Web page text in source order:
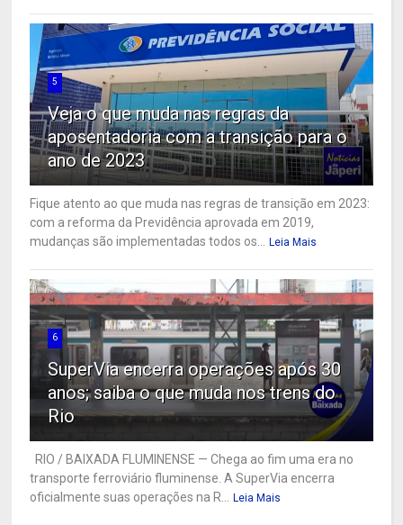
5
Veja o que muda nas regras da
aposentadoria com a transição para o
ano de 2023
Fique atento ao que muda nas regras de transição em 2023:
com a reforma da Previdência aprovada em 2019,
mudanças são implementadas todos os...
Leia Mais
6
SuperVia encerra operações após 30
anos; saiba o que muda nos trens do
Rio
RIO / BAIXADA FLUMINENSE — Chega ao fim uma era no
transporte ferroviário fluminense. A SuperVia encerra
oficialmente suas operações na R...
Leia Mais